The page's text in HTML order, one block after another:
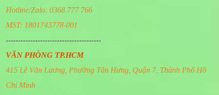
Hotline/Zalo: 0368 777 766
MST: 1801743778-001
---------------------------------------
VĂN PHÒNG TP.HCM
415 Lê Văn Lương, Phường Tân Hưng, Quận 7, Thành Phố Hồ
Chí Minh